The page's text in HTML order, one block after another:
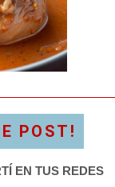
POST!
EN TUS REDES